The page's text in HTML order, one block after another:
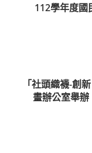
112學年度國
「社頭織襪-創
畫辦公室舉辦